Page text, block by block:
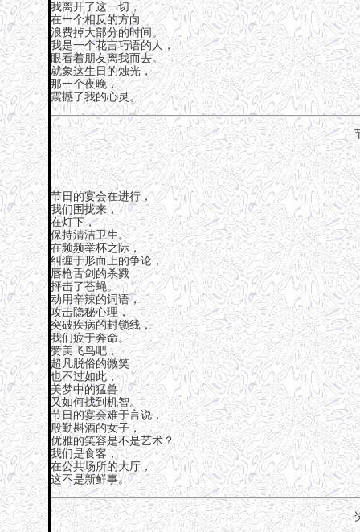
我离开了这一切，
在一个相反的方向
浪费掉大部分的时间。
我是一个花言巧语的人，
眼看着朋友离我而去。
就象这生日的烛光，
那一个夜晚，
震撼了我的心灵。
节日的宴会在进行，
我们围拢来，
在灯下，
保持清洁卫生。
在频频举杯之际，
纠缠于形而上的争论，
唇枪舌剑的杀戮
抨击了苍蝇。
动用辛辣的词语，
攻击隐秘心理，
突破疾病的封锁线，
我们疲于奔命。
赞美飞鸟吧，
超凡脱俗的微笑
也不过如此，
美梦中的猛兽
又如何找到机智。
节日的宴会难于言说，
殷勤斟酒的女子，
优雅的笑容是不是艺术？
我们是食客，
在公共场所的大厅，
这不是新鲜事。